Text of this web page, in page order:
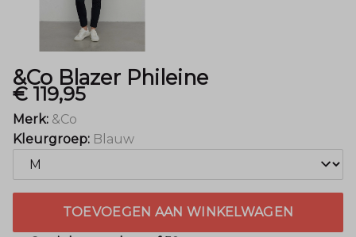
&Co Blazer Phileine
€ 119,95
Merk: &Co
Kleurgroep: Blauw
TOEVOEGEN AAN WINKELWAGEN